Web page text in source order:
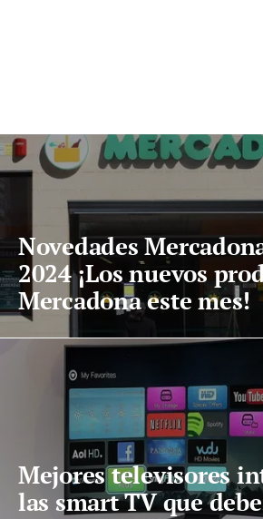
Novedades
2024 ¡Los nuevos
Mercadona este mes!
Mejores televisores
las smart TV que